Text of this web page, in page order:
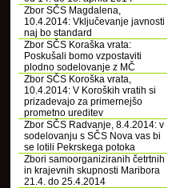
Zbor SČS Magdalena,
10.4.2014: Vključevanje javnosti
naj bo standard
Zbor SČS Koraška vrata:
Poskušali bomo vzpostaviti
plodno sodelovanje z MČ
Zbor SČS Koroška vrata,
10.4.2014: V Koroških vratih si
prizadevajo za primernejšo
prometno ureditev
Zbor SČS Radvanje, 8.4.2014: v
sodelovanju s SČS Nova vas bi
se lotili Pekrskega potoka
Zbori samoorganiziranih četrtnih
in krajevnih skupnosti Maribora
21.4. do 25.4.2014